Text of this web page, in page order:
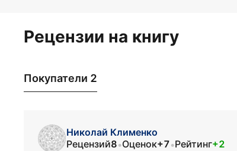
Рецензии на книгу
Покупатели 2
Николай Клименко
Рецензий8•Оценок+7•Рейтинг+2